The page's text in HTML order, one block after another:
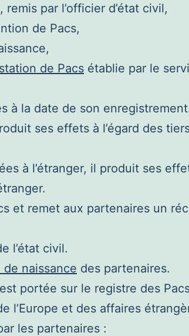
par l’officier d’état civil,
de Pacs,
de Pacs établie par le
à la date de son
ses effets à l’égard des
à l’étranger, il produit ses
et remet aux partenaires un
l’état civil.
de naissance des partenaires.
portée sur le registre des
l’Europe et des affaires
les partenaires :